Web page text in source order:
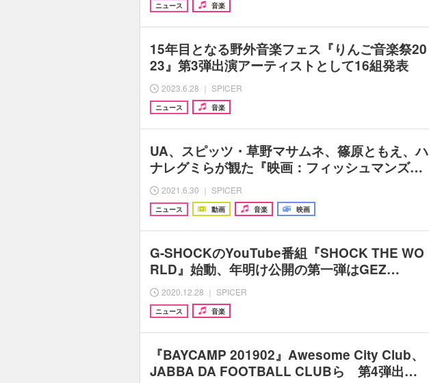
ニュース 音楽
15年目となる野外音楽フェス『りんご音楽祭20
23』第3弾出演アーティストとして16組発表
2023.6.28 ｜ SPICER
ニュース 音楽
UA、スピッツ・草野マサムネ、篠原ともえ、ハ
ナレグミらが観た『映画：フィッシュマンズ…
2021.6.30 ｜ SPICER
ニュース 動画 音楽 映画
G-SHOCKのYouTube番組『SHOCK THE WO
RLD』始動、年明け公開の第一弾はGEZ…
2020.12.28 ｜ SPICER
ニュース 音楽
『BAYCAMP 201902』Awesome City Club、
JABBA DA FOOTBALL CLUBら 第4弾出…